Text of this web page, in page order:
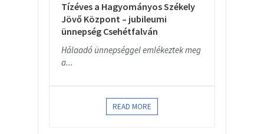
Tízéves a Hagyományos Székely
Jövő Központ – jubileumi
ünnepség Csehétfalván
Hálaadó ünnepséggel emlékeztek meg
a...
READ MORE